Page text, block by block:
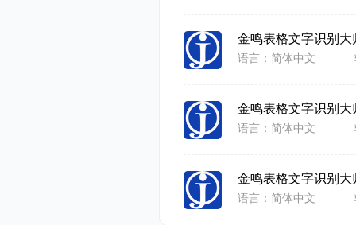
市面上的
话，因为拍
而且手难免
以识别率一
金鸣表格文字识别大
语言：简体中文
金鸣表格文字识别大
语言：简体中文
金鸣表格文字识别大
语言：简体中文